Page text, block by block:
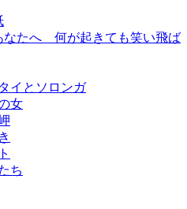
なたへ 何が起きても笑い飛ば
イとソロンガ
女
ち